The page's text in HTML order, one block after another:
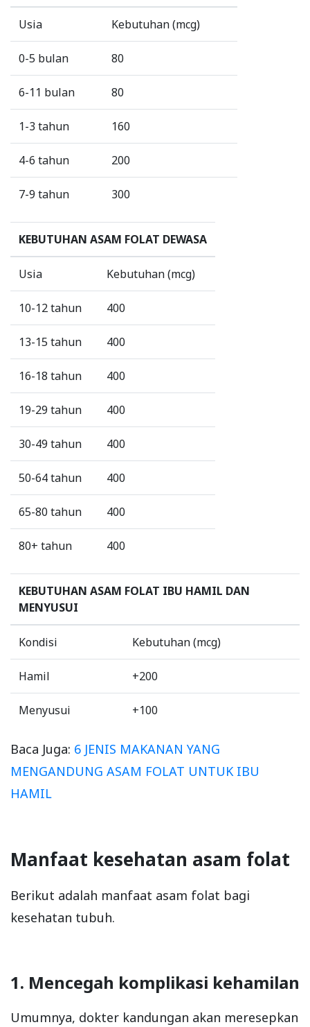
Usia Kebutuhan (mcg)
0-5 bulan 80
6-11 bulan 80
1-3 tahun 160
4-6 tahun 200
7-9 tahun 300
KEBUTUHAN ASAM FOLAT DEWASA
Usia Kebutuhan (mcg)
10-12 tahun 400
13-15 tahun 400
16-18 tahun 400
19-29 tahun 400
30-49 tahun 400
50-64 tahun 400
65-80 tahun 400
80+ tahun 400
KEBUTUHAN ASAM FOLAT IBU HAMIL DAN
MENYUSUI
Kondisi Kebutuhan (mcg)
Hamil +200
Menyusui +100
Baca Juga: 6 JENIS MAKANAN YANG
MENGANDUNG ASAM FOLAT UNTUK IBU
HAMIL
Manfaat kesehatan asam folat
Berikut adalah manfaat asam folat bagi
kesehatan tubuh.
1. Mencegah komplikasi kehamilan
Umumnya, dokter kandungan akan meresepkan